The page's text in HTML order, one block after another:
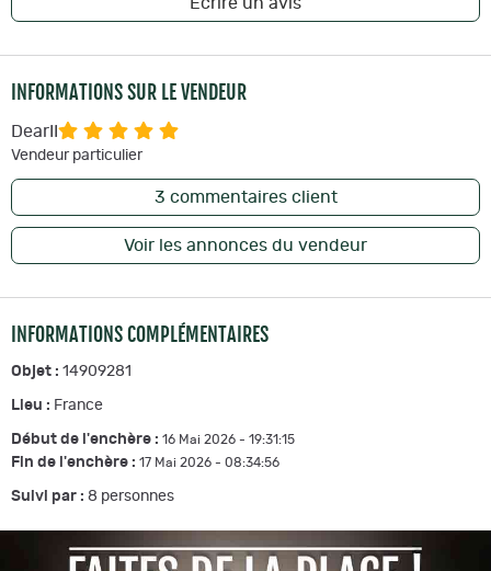
INFORMATIONS SUR LE VENDEUR
DearII
Vendeur particulier
3 commentaires client
Voir les annonces du vendeur
INFORMATIONS COMPLÉMENTAIRES
Objet : 14909281
Lieu : France
Début de l'enchère : 16 Mai 2026 - 19:31:15
Fin de l'enchère : 17 Mai 2026 - 08:34:56
Suivi par : 8 personnes